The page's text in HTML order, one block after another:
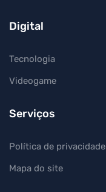
Digital
Tecnologia
Videogame
Serviços
Política de privacidade
Mapa do site